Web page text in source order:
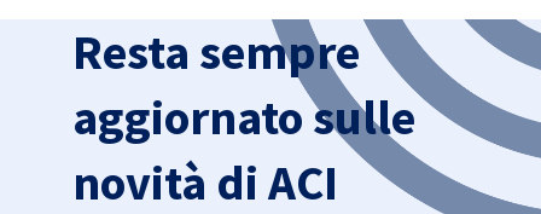
Resta sempre
aggiornato sulle
novità di ACI